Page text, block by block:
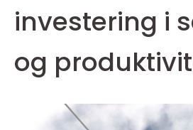
investering i
og